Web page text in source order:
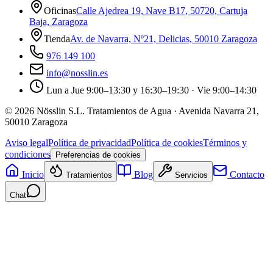
OficinasCalle Ajedrea 19, Nave B17, 50720, Cartuja
Baja, Zaragoza
TiendaAv. de Navarra, Nº21, Delicias, 50010 Zaragoza
976 149 100
info@nosslin.es
Lun a Jue 9:00–13:30 y 16:30–19:30 · Vie 9:00–14:30
© 2026 Nösslin S.L. Tratamientos de Agua · Avenida Navarra 21,
50010 Zaragoza
Aviso legalPolítica de privacidadPolítica de cookiesTérminos y
condiciones
Preferencias de cookies
Inicio Tratamientos Blog Servicios Contacto
Chat